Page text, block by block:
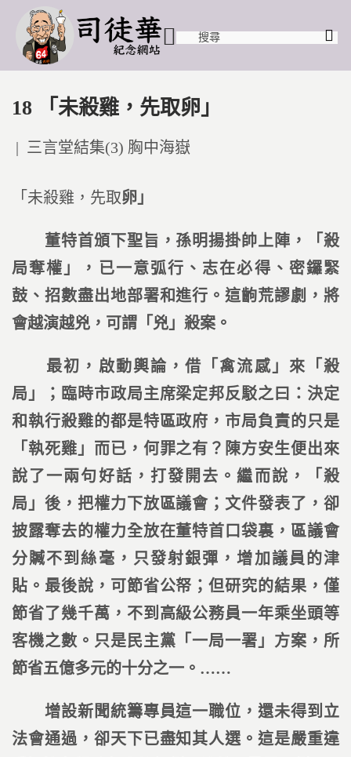
18 「未殺雞，先取卵」
Posted
三言堂結集(3) 胸中海嶽
「未殺雞，先取卵」
董特首頒下聖旨，孫明揚掛帥上陣，「殺
局奪權」，已一意弧行、志在必得、密鑼緊
鼓、招數盡出地部署和進行。這齣荒謬劇，將
會越演越兇，可謂「兇」殺案。
最初，啟動輿論，借「禽流感」來「殺
局」；臨時市政局主席梁定邦反駁之曰：決定
和執行殺雞的都是特區政府，市局負責的只是
「執死雞」而已，何罪之有？陳方安生便出來
說了一兩句好話，打發開去。繼而說，「殺
局」後，把權力下放區議會；文件發表了，卻
披露奪去的權力全放在董特首口袋裏，區議會
分贓不到絲毫，只發射銀彈，增加議員的津
貼。最後說，可節省公帑；但研究的結果，僅
節省了幾千萬，不到高級公務員一年乘坐頭等
客機之數。只是民主黨「一局一署」方案，所
節省五億多元的十分之一。……
增設新聞統籌專員這一職位，還未得到立
法會通過，卻天下已盡知其人選。這是嚴重違